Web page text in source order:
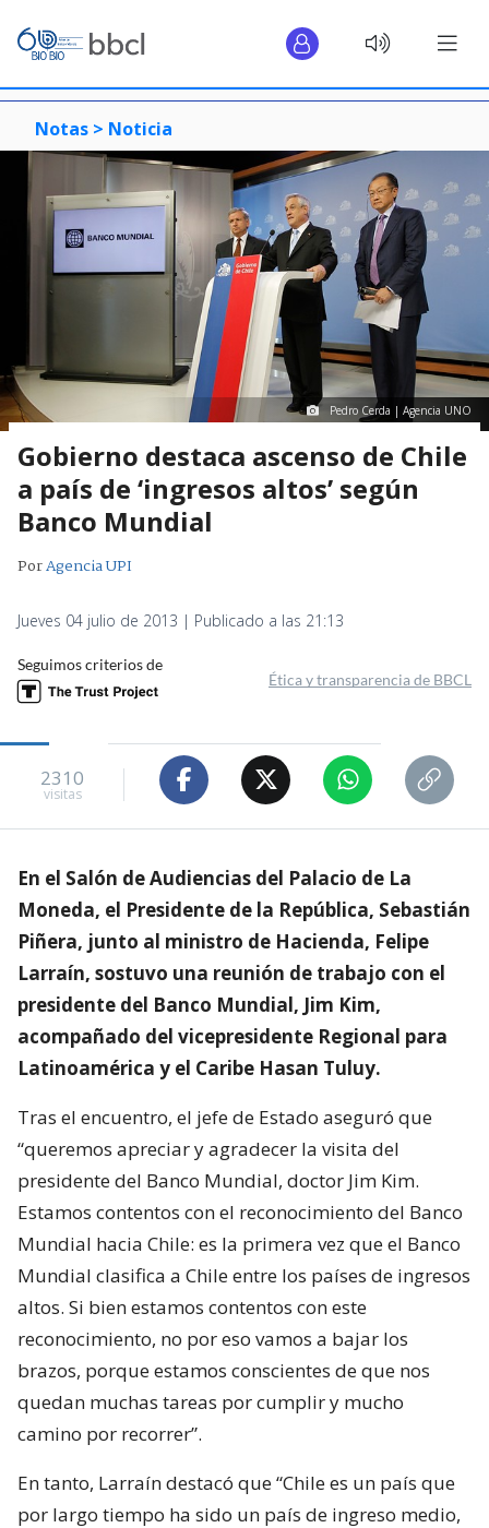
Notas > Noticia
Pedro Cerda | Agencia UNO
Gobierno destaca ascenso de Chile
a país de ‘ingresos altos’ según
Banco Mundial
PorAgencia UPI
Jueves 04 julio de 2013 | Publicado a las 21:13
Seguimos criterios de
Ética y transparencia de BBCL
2310
visitas
En el Salón de Audiencias del Palacio de La
Moneda, el Presidente de la República, Sebastián
Piñera, junto al ministro de Hacienda, Felipe
Larraín, sostuvo una reunión de trabajo con el
presidente del Banco Mundial, Jim Kim,
acompañado del vicepresidente Regional para
Latinoamérica y el Caribe Hasan Tuluy.
Tras el encuentro, el jefe de Estado aseguró que
“queremos apreciar y agradecer la visita del
presidente del Banco Mundial, doctor Jim Kim.
Estamos contentos con el reconocimiento del Banco
Mundial hacia Chile: es la primera vez que el Banco
Mundial clasifica a Chile entre los países de ingresos
altos. Si bien estamos contentos con este
reconocimiento, no por eso vamos a bajar los
brazos, porque estamos conscientes de que nos
quedan muchas tareas por cumplir y mucho
camino por recorrer”.
En tanto, Larraín destacó que “Chile es un país que
por largo tiempo ha sido un país de ingreso medio,